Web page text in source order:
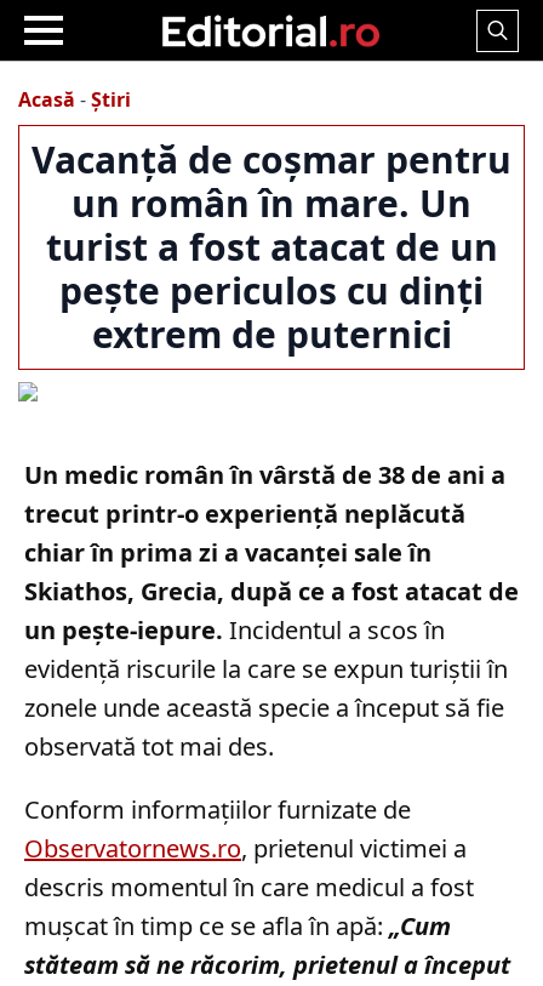
Search
Acasă -Știri
Vacanță de coșmar pentru
un român în mare. Un
turist a fost atacat de un
pește periculos cu dinți
extrem de puternici
Un medic român în vârstă de 38 de ani a
trecut printr-o experiență neplăcută
chiar în prima zi a vacanței sale în
Skiathos, Grecia, după ce a fost atacat de
un pește-iepure. Incidentul a scos în
evidență riscurile la care se expun turiștii în
zonele unde această specie a început să fie
observată tot mai des.
Conform informațiilor furnizate de
Observatornews.ro, prietenul victimei a
descris momentul în care medicul a fost
mușcat în timp ce se afla în apă: „Cum
stăteam să ne răcorim, prietenul a început